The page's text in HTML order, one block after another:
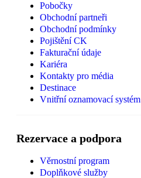
Pobočky
Obchodní partneři
Obchodní podmínky
Pojištění CK
Fakturační údaje
Kariéra
Kontakty pro média
Destinace
Vnitřní oznamovací systém
Rezervace a podpora
Věrnostní program
Doplňkové služby